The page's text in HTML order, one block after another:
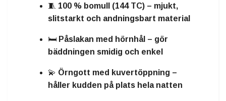
🧵 100 % bomull (144 TC) – mjukt,
slitstarkt och andningsbart material
🛏️ Påslakan med hörnhål – gör
bäddningen smidig och enkel
💫 Örngott med kuvertöppning –
håller kudden på plats hela natten